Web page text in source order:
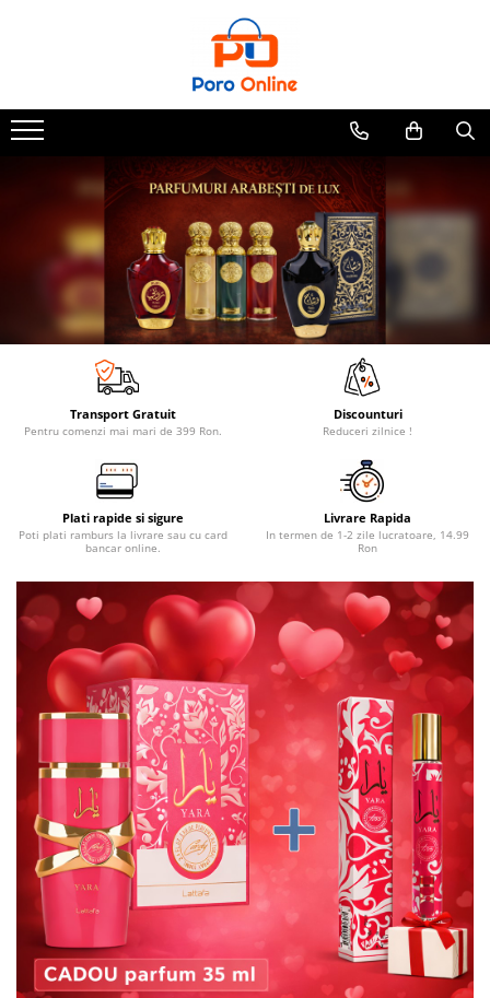
Clone
Parfum Barbati
Parfum Femei
Parfum Unisex
Parfumuri Arabesti
Set Parfum
Transport Gratuit
Pentru comenzi mai mari de 399 Ron.
Discounturi
Reduceri zilnice !
Plati rapide si sigure
Poti plati ramburs la livrare sau cu card
bancar online.
Livrare Rapida
In termen de 1-2 zile lucratoare, 14.99
Ron